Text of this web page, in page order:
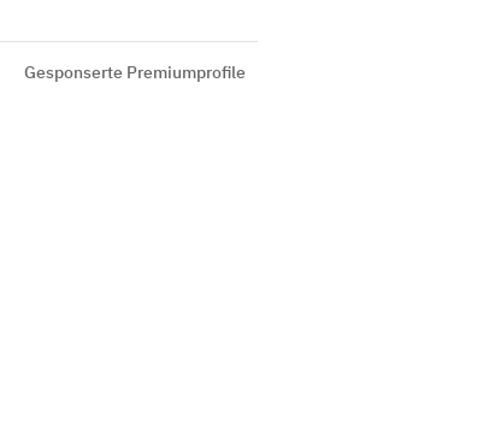
Gesponserte Premiumprofile